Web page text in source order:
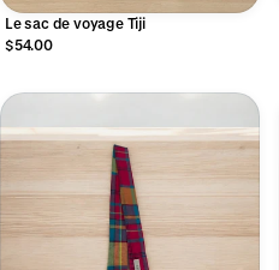
Le sac de voyage Tiji
$54.00